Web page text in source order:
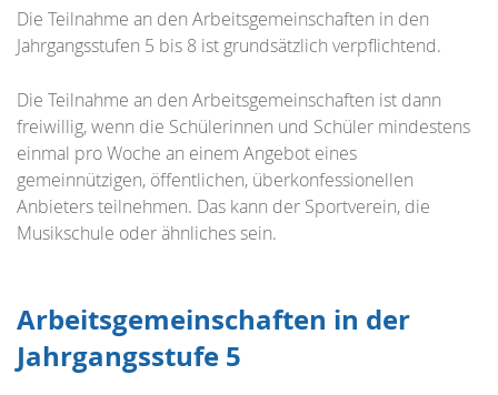
Die Teilnahme an den Arbeitsgemeinschaften in den
Jahrgangsstufen 5 bis 8 ist grundsätzlich verpflichtend.
Die Teilnahme an den Arbeitsgemeinschaften ist dann
freiwillig, wenn die Schülerinnen und Schüler mindestens
einmal pro Woche an einem Angebot eines
gemeinnützigen, öffentlichen, überkonfessionellen
Anbieters teilnehmen. Das kann der Sportverein, die
Musikschule oder ähnliches sein.
Arbeitsgemeinschaften in der
Jahrgangsstufe 5